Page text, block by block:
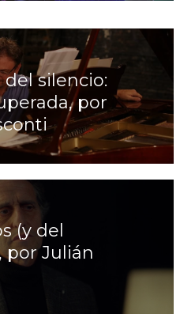
silencio:
por
(y del
por Julián